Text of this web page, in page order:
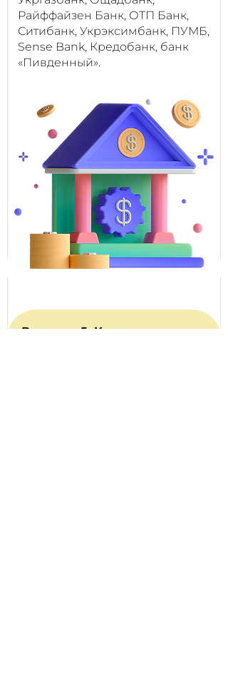
Райффайзен Банк, ОТП Банк,
Ситибанк, Укрэксимбанк, ПУМБ,
Sense Bank, Кредобанк, банк
«Пивденный».
Вопрос№5: Кто может